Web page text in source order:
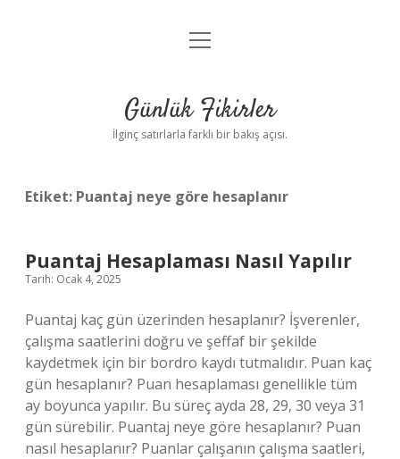
Anasayfa
Yasal Uyarı
menüyü
Günlük Fikirler
İlginç satırlarla farklı bir bakış açısı.
Etiket: Puantaj neye göre hesaplanır
Puantaj Hesaplaması Nasıl Yapılır
Tarih: Ocak 4, 2025
Puantaj kaç gün üzerinden hesaplanır? İşverenler,
çalışma saatlerini doğru ve şeffaf bir şekilde
kaydetmek için bir bordro kaydı tutmalıdır. Puan kaç
gün hesaplanır? Puan hesaplaması genellikle tüm
ay boyunca yapılır. Bu süreç ayda 28, 29, 30 veya 31
gün sürebilir. Puantaj neye göre hesaplanır? Puan
nasıl hesaplanır? Puanlar çalışanın çalışma saatleri,